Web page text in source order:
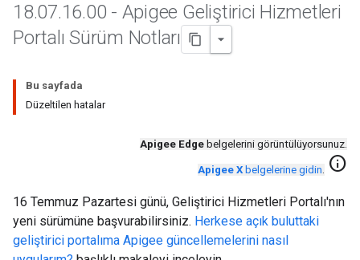
18.07.16.00 - Apigee Geliştirici Hizmetleri
Portalı Sürüm Notları
Bu sayfada
Düzeltilen hatalar
Apigee Edge belgelerini görüntülüyorsunuz.
Apigee X belgelerine gidin. info
16 Temmuz Pazartesi günü, Geliştirici Hizmetleri Portalı'nın
yeni sürümüne başvurabilirsiniz. Herkese açık buluttaki
geliştirici portalıma Apigee güncellemelerini nasıl